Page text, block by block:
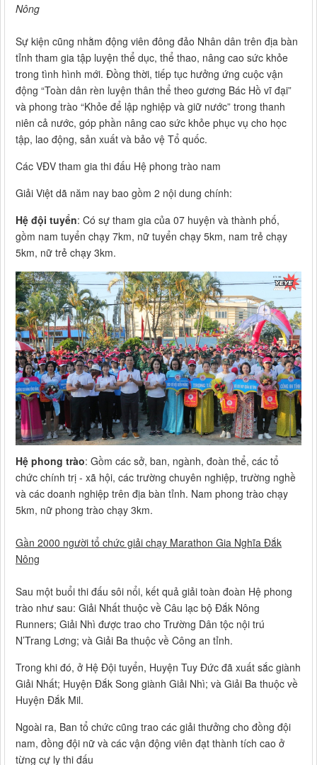
Nông
Sự kiện cũng nhằm động viên đông đảo Nhân dân trên địa bàn
tỉnh tham gia tập luyện thể dục, thể thao, nâng cao sức khỏe
trong tình hình mới. Đồng thời, tiếp tục hưởng ứng cuộc vận
động “Toàn dân rèn luyện thân thể theo gương Bác Hồ vĩ đại”
và phong trào “Khỏe để lập nghiệp và giữ nước” trong thanh
niên cả nước, góp phần nâng cao sức khỏe phục vụ cho học
tập, lao động, sản xuất và bảo vệ Tổ quốc.
Các VĐV tham gia thi đấu Hệ phong trào nam
Giải Việt dã năm nay bao gồm 2 nội dung chính:
Hệ đội tuyển: Có sự tham gia của 07 huyện và thành phố,
gồm nam tuyển chạy 7km, nữ tuyển chạy 5km, nam trẻ chạy
5km, nữ trẻ chạy 3km.
Hệ phong trào: Gồm các sở, ban, ngành, đoàn thể, các tổ
chức chính trị - xã hội, các trường chuyên nghiệp, trường nghề
và các doanh nghiệp trên địa bàn tỉnh. Nam phong trào chạy
5km, nữ phong trào chạy 3km.
Gần 2000 người tổ chức giải chạy Marathon Gia Nghĩa Đắk
Nông
Sau một buổi thi đấu sôi nổi, kết quả giải toàn đoàn Hệ phong
trào như sau: Giải Nhất thuộc về Câu lạc bộ Đắk Nông
Runners; Giải Nhì được trao cho Trường Dân tộc nội trú
N’Trang Lơng; và Giải Ba thuộc về Công an tỉnh.
Trong khi đó, ở Hệ Đội tuyển, Huyện Tuy Đức đã xuất sắc giành
Giải Nhất; Huyện Đắk Song giành Giải Nhì; và Giải Ba thuộc về
Huyện Đắk Mil.
Ngoài ra, Ban tổ chức cũng trao các giải thưởng cho đồng đội
nam, đồng đội nữ và các vận động viên đạt thành tích cao ở
từng cự ly thi đấu